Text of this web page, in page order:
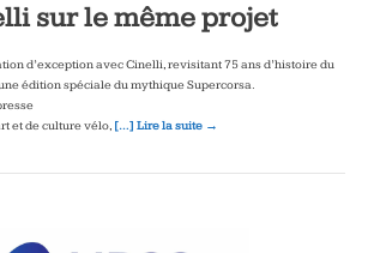
sur le même projet
d’exception avec Cinelli, revisitant 75 ans d’histoire du
édition spéciale du mythique Supercorsa.
et de culture vélo, […] Lire la suite →